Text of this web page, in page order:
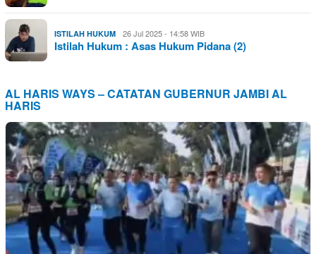
ISTILAH HUKUM 26 Jul 2025 - 14:58 WIB
Istilah Hukum : Asas Hukum Pidana (2)
AL HARIS WAYS – CATATAN GUBERNUR JAMBI AL
HARIS